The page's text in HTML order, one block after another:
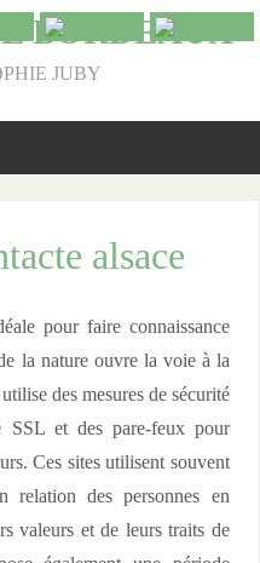
BORDEAUX
JUBY
alsace
pour faire connaissance
la nature ouvre la voie à la
des mesures de sécurité
SSL et des pare-feux pour
Ces sites utilisent souvent
relation des personnes en
valeurs et de leurs traits de